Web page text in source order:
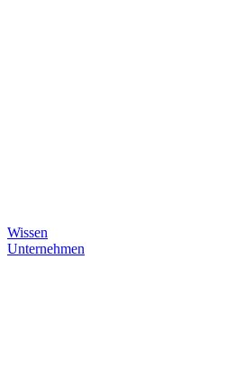
Wissen
Unternehmen